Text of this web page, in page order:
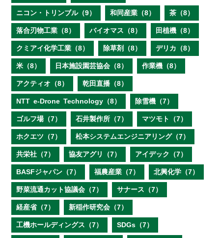
ニコン・トリンブル（9） 和同産業（8） 茶（8）
落合刃物工業（8） バイオマス（8） 田植機（8）
クミアイ化学工業（8） 除草剤（8） デリカ（8）
米（8） 日本施設園芸協会（8） 作業機（8）
アクティオ（8） 乾田直播（8）
NTT e‐Drone Technology（8） 除雪機（7）
ゴルフ場（7） 石井製作所（7） マツモト（7）
ホクエツ（7） 松本システムエンジニアリング（7）
共栄社（7） 協友アグリ（7） アイデック（7）
BASFジャパン（7） 福農産業（7） 北興化学（7）
野菜流通カット協議会（7） サナース（7）
経産省（7） 新稲作研究会（7）
工機ホールディングス（7） SDGs（7）